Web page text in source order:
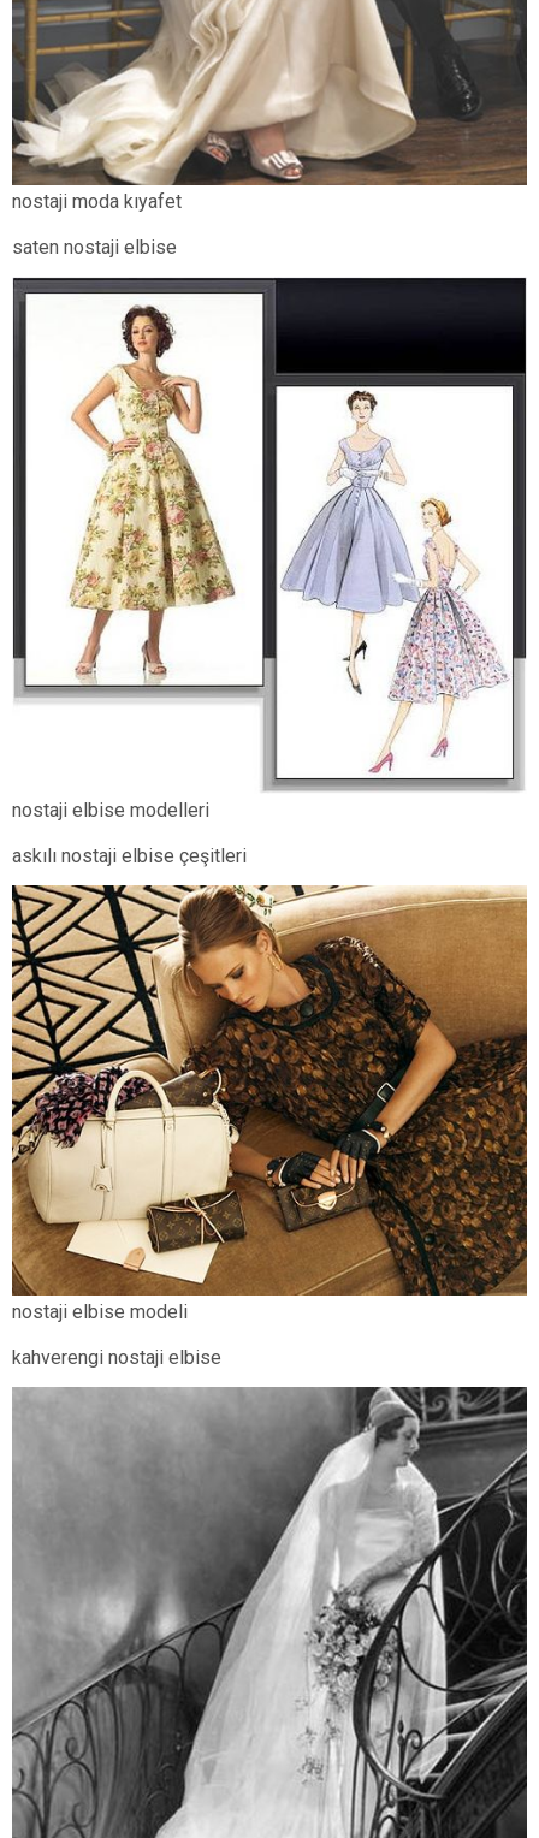
nostaji moda kıyafet
saten nostaji elbise
nostaji elbise modelleri
askılı nostaji elbise çeşitleri
nostaji elbise modeli
kahverengi nostaji elbise